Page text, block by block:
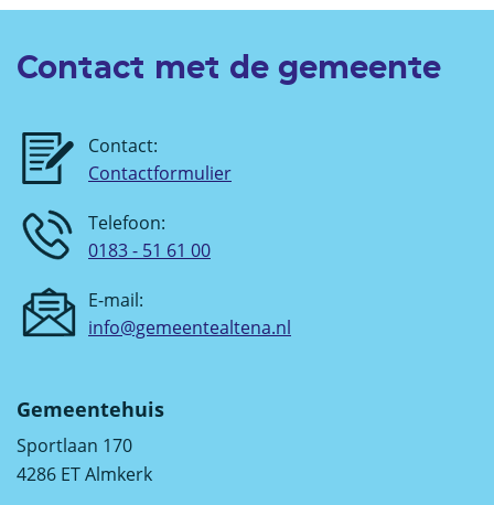
Contact met de gemeente
Contact:
Contactformulier
Telefoon:
0183 - 51 61 00
E-mail:
info@gemeentealtena.nl
Gemeentehuis
Sportlaan 170
4286 ET Almkerk